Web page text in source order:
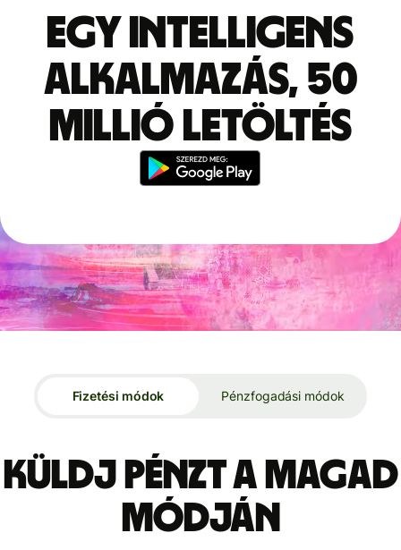
Egy intelligens
alkalmazás, 50
millió letöltés
Fizetési módok Pénzfogadási módok
Küldj pénzt a magad
módján